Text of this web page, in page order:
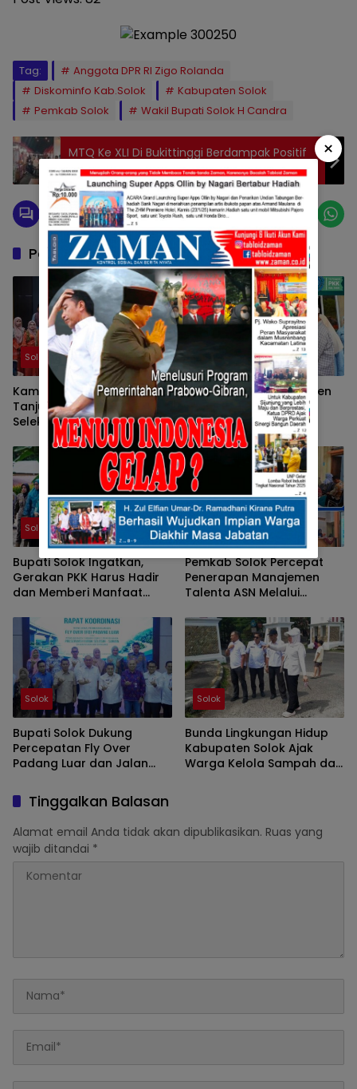
Tag:
Anggota DPR RI Zigo Rolanda
Diskominfo Kab.Solok
Kabupaten Solok
Pemkab Solok
Wakil Bupati Solok H Candra
MTQ Ke XLI Di Bukittinggi Berdampak Positif
Perekonomian Masyarakat
Pos Terkait
Solok
Kampung KB Nagari
Tanjung Balik Solok Ikuti
Seleksi Wawancara
Tingkat Nasional 2026
Ketua TP-PKK Kabupaten
Solok Tunjukkan
Kepedulian terhadap
Korban Bencana
Sepanjang 2025
Solok
Bupati Solok Ingatkan,
Gerakan PKK Harus Hadir
dan Memberi Manfaat
Solok
Pemkab Solok Percepat
Penerapan Manajemen
Talenta ASN Melalui
Solok
Bupati Solok Dukung
Percepatan Fly Over
Padang Luar dan Jalan
Solok
Bunda Lingkungan Hidup
Kabupaten Solok Ajak
Warga Kelola Sampah dari
Tinggalkan Balasan
Alamat email Anda tidak akan dipublikasikan. Ruas yang
wajib ditandai *
×